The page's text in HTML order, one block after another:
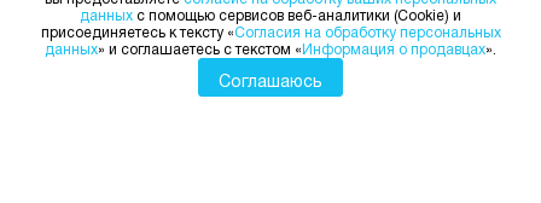
Для физических лиц
shop@korting-dealer.ru
Для юридических лиц
данных с помощью сервисов веб-аналитики (Cookie) и
присоединяетесь к тексту «Согласия на обработку персональных
данных» и соглашаетесь с текстом « Информация о продавцах».
Соглашаюсь